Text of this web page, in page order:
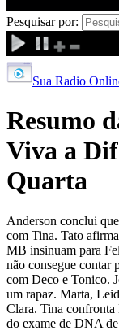
Pesquisar por:
Sua Radio
Resumo
Viva a
Quarta
Anderson conclui
com Tina. Tato
MB insinuam para
não consegue contar
com Deco e Tonico.
um rapaz. Marta,
Clara. Tina confronta
do exame de DNA